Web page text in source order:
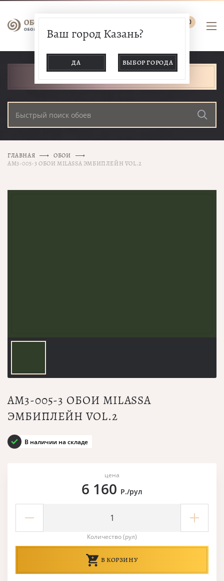
0
Ваш город Казань?
ДА ВЫБОР ГОРОДА
ГЛАВНАЯ
ОБОИ
AM3-005-3 ОБОИ MILASSA ЭМБИПЛЕЙН VOL.2
AM3-005-3 ОБОИ MILASSA
ЭМБИПЛЕЙН VOL.2
В наличии на складе
цена
6 160 Р./рул
Количество (рул)
В КОРЗИНУ